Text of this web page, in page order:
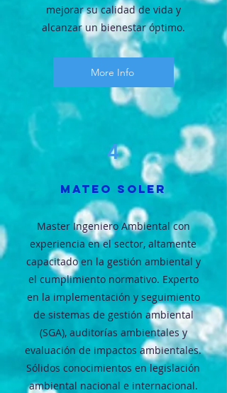
mejorar su calidad de vida y
alcanzar un bienestar óptimo.
More Info
4
MATEO SOLER
Master Ingeniero Ambiental con
experiencia en el sector, altamente
capacitado en la gestión ambiental y
el cumplimiento normativo. Experto
en la implementación y seguimiento
de sistemas de gestión ambiental
(SGA), auditorías ambientales y
evaluación de impactos ambientales.
Sólidos conocimientos en legislación
ambiental nacional e internacional.